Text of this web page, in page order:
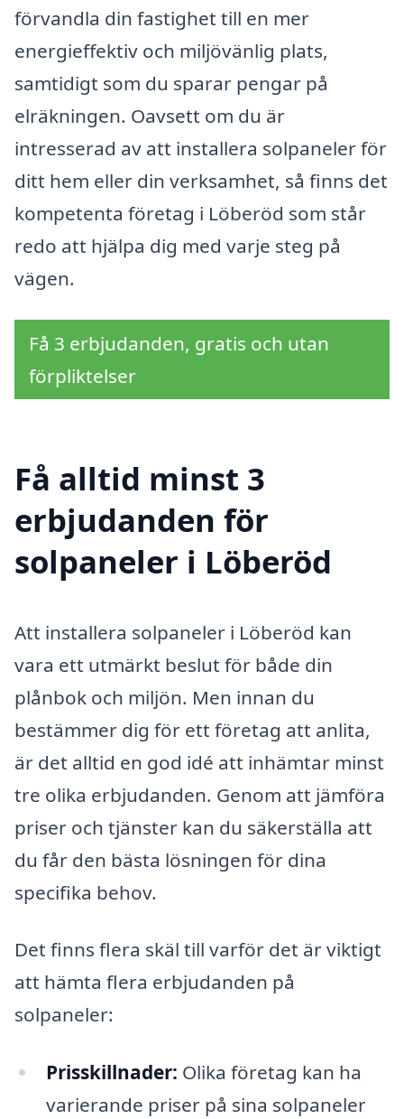
förvandla din fastighet till en mer
energieffektiv och miljövänlig plats,
samtidigt som du sparar pengar på
elräkningen. Oavsett om du är
intresserad av att installera solpaneler för
ditt hem eller din verksamhet, så finns det
kompetenta företag i Löberöd som står
redo att hjälpa dig med varje steg på
vägen.
Få 3 erbjudanden, gratis och utan
förpliktelser
Få alltid minst 3
erbjudanden för
solpaneler i Löberöd
Att installera solpaneler i Löberöd kan
vara ett utmärkt beslut för både din
plånbok och miljön. Men innan du
bestämmer dig för ett företag att anlita,
är det alltid en god idé att inhämtar minst
tre olika erbjudanden. Genom att jämföra
priser och tjänster kan du säkerställa att
du får den bästa lösningen för dina
specifika behov.
Det finns flera skäl till varför det är viktigt
att hämta flera erbjudanden på
solpaneler:
Prisskillnader: Olika företag kan ha
varierande priser på sina solpaneler